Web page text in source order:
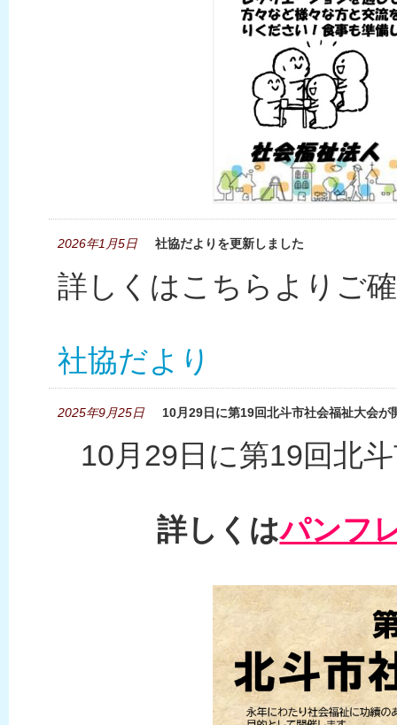
2026年1月5日 社協だよりを更新しました
詳しくはこちらよりご
社協だより
2025年9月25日 10月29日に第19回北斗市社会福祉大会が
10月29日に第19回北
詳しくはパンフ